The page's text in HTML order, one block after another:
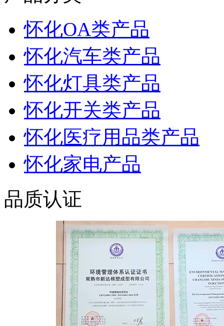
怀化OA类产品
怀化汽车类产品
怀化灯具类产品
怀化开关类产品
怀化医疗用品类产品
怀化家电产品
品质认证